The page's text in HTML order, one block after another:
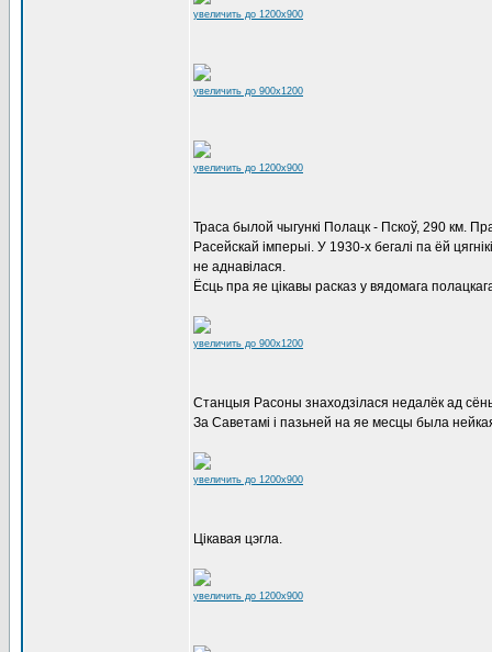
увеличить до 1200x900
увеличить до 900x1200
увеличить до 1200x900
Траса былой чыгункі Полацк - Пскоў, 290 км.
Расейскай імперыі. У 1930-х бегалі па ёй
не аднавілася.
Ёсць пра яе цікавы расказ у вядомага
увеличить до 900x1200
Станцыя Расоны знаходзілася недалёк ад
За Саветамі і пазьней на яе месцы была
увеличить до 1200x900
Цікавая цэгла.
увеличить до 1200x900